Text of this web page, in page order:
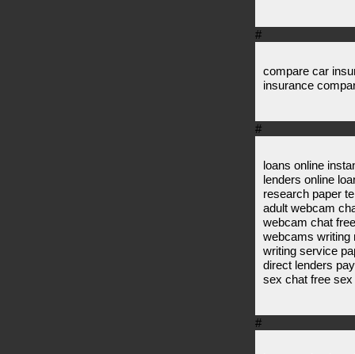
#
compare car
insurance
#
loans online
lenders online
research paper
adult webcam
webcam chat
webcams writing
writing service
direct lenders
sex chat free
#